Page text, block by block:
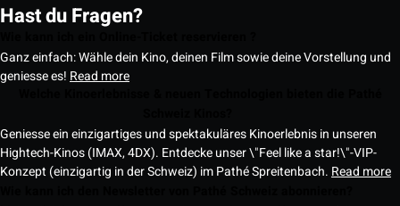
Hast du Fragen?
Ganz einfach: Wähle dein Kino, deinen Film sowie deine Vorstellung und
geniesse es! Read more
Geniesse ein einzigartiges und spektakuläres Kinoerlebnis in unseren
Hightech-Kinos (IMAX, 4DX). Entdecke unser \"Feel like a star!\"-VIP-
Konzept (einzigartig in der Schweiz) im Pathé Spreitenbach. Read more